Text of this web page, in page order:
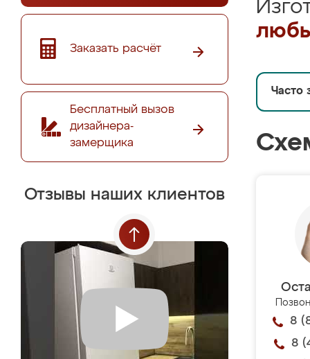
Заказать расчёт
Бесплатный вызов
дизайнера-
замерщика
Отзывы наших клиентов
Часто
8
8